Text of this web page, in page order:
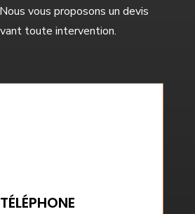
vous proposons un devis
toute intervention.
TÉLÉPHONE